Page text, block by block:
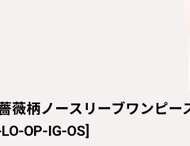
薇柄ノースリーブワンピ
OP-IG-OS]